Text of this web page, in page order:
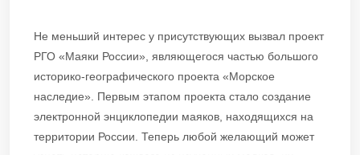
Не меньший интерес у присутствующих вызвал проект
РГО «Маяки России», являющегося частью большого
историко-географического проекта «Морское
наследие». Первым этапом проекта стало создание
электронной энциклопедии маяков, находящихся на
территории России. Теперь любой желающий может